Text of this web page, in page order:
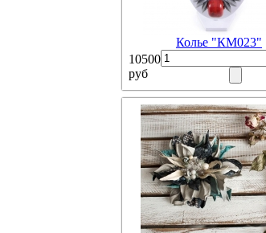
Колье "КМ023"
10500
руб